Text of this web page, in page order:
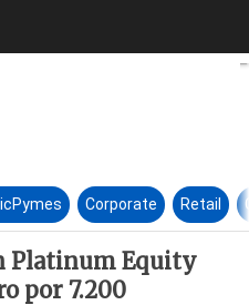
de inversión
Corporate Retail
Platinum Equity
por 7.200